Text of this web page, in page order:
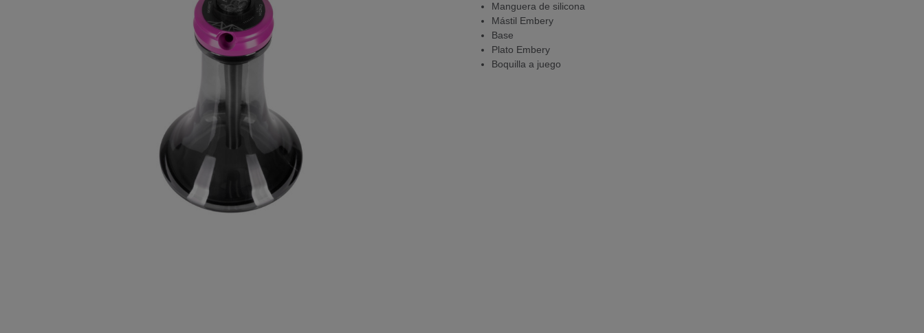
Manguera de silicona
Mástil Embery
Base
Plato Embery
Boquilla a juego